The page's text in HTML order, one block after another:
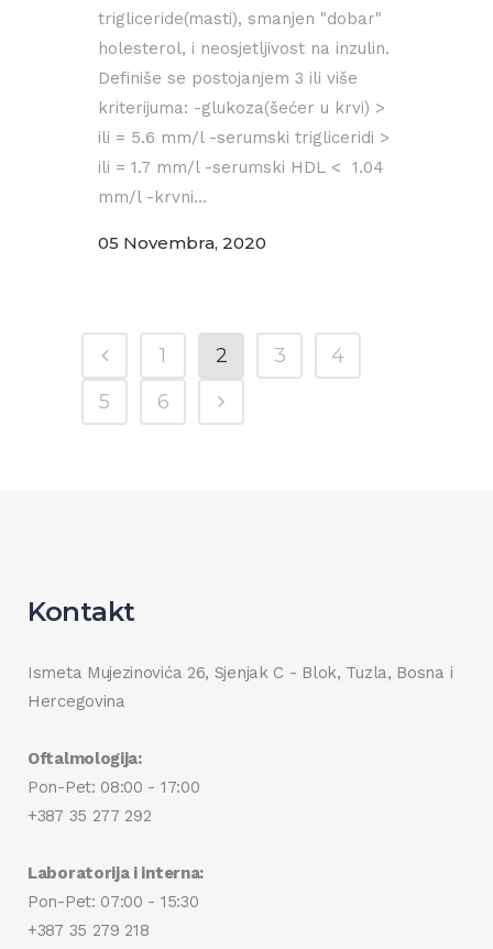
trigliceride(masti), smanjen "dobar"
holesterol, i neosjetljivost na inzulin.
Definiše se postojanjem 3 ili više
kriterijuma: -glukoza(šećer u krvi) >
ili = 5.6 mm/l -serumski trigliceridi >
ili = 1.7 mm/l -serumski HDL < 1.04
mm/l -krvni...
05 Novembra, 2020
1 2 3
4
5
6
Kontakt
Ismeta Mujezinovića 26, Sjenjak C - Blok, Tuzla, Bosna i
Hercegovina
Oftalmologija:
Pon-Pet: 08:00 - 17:00
+387 35 277 292
Laboratorija i interna:
Pon-Pet: 07:00 - 15:30
+387 35 279 218